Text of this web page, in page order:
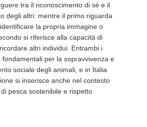
tra il riconoscimento di sé e il
degli altri: mentre il primo riguarda
la propria immagine o
si riferisce alla capacità di
altri individui. Entrambi i
fondamentali per la sopravvivenza e
sociale degli animali, e in Italia
si inserisce anche nel contesto
pesca sostenibile e rispetto